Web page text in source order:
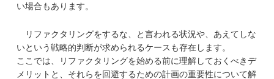
い場合もあります。
リファクタリングをするな、と言われる状況や、あえてしな
いという戦略的判断が求められるケースも存在します。
ここでは、リファクタリングを始める前に理解しておくべきデ
メリットと、それらを回避するための計画の重要性について解